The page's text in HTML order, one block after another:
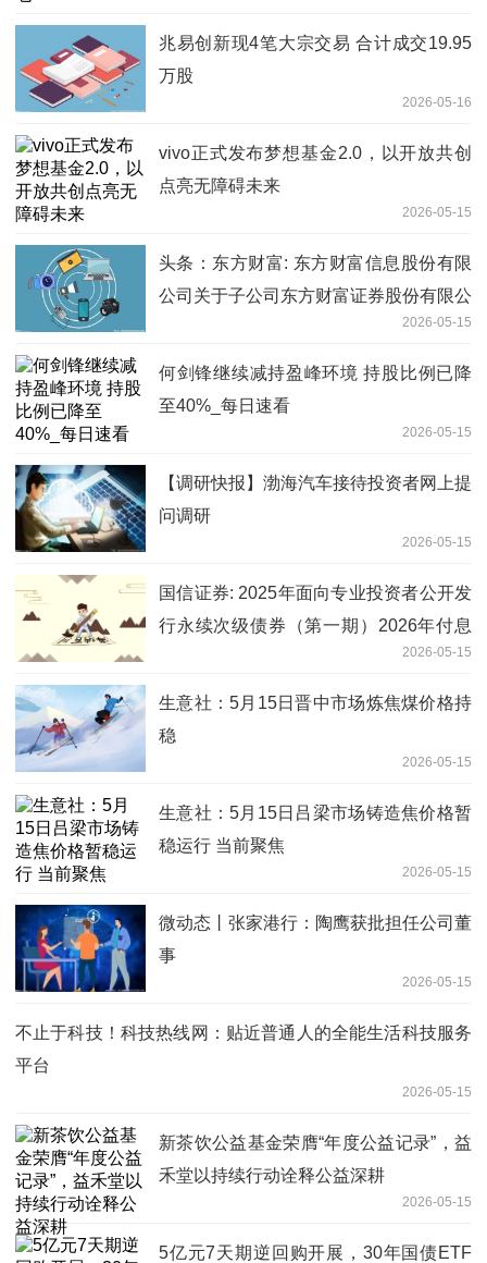
兆易创新现4笔大宗交易 合计成交19.95
万股
2026-05-16
vivo正式发布梦想基金2.0，以开放共创
点亮无障碍未来
2026-05-15
头条：东方财富: 东方财富信息股份有限
公司关于子公司东方财富证券股份有限公
司2025年度第十一期短期融资券兑付完
成的公告
2026-05-15
何剑锋继续减持盈峰环境 持股比例已降
至40%_每日速看
2026-05-15
【调研快报】渤海汽车接待投资者网上提
问调研
2026-05-15
国信证券: 2025年面向专业投资者公开发
行永续次级债券（第一期）2026年付息
2026-05-15
生意社：5月15日晋中市场炼焦煤价格持
稳
2026-05-15
生意社：5月15日吕梁市场铸造焦价格暂
稳运行 当前聚焦
2026-05-15
微动态丨张家港行：陶鹰获批担任公司董
事
2026-05-15
不止于科技！科技热线网：贴近普通人的全能生活科技服务
平台
2026-05-15
新茶饮公益基金荣膺“年度公益记录”，益
禾堂以持续行动诠释公益深耕
2026-05-15
5亿元7天期逆回购开展，30年国债ETF